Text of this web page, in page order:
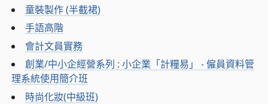
童裝製作 (半截裙)
手語高階
會計文員實務
創業/中小企經營系列 : 小企業「計糧易」 - 僱員資料管
理系統使用簡介班
時尚化妝(中級班)